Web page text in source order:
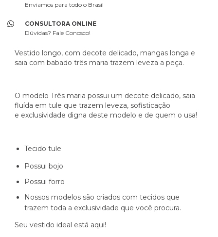
Enviamos para todo o Brasil
CONSULTORA ONLINE
Dúvidas? Fale Conosco!
Vestido longo, com decote delicado, mangas longa e
saia com babado três maria trazem leveza a peça.
O modelo Três maria possui um decote delicado, saia
fluída em tule que trazem leveza, sofisticação
e exclusividade digna deste modelo e de quem o usa!
Tecido tule
Possui bojo
Possui forro
Nossos modelos são criados com tecidos que
trazem toda a exclusividade que você procura.
Seu vestido ideal está aqui!